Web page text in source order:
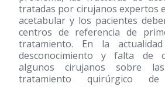
tratadas por cirujanos expertos
acetabular y los pacientes
centros de referencia de
tratamiento. En la
desconocimiento y falta de
algunos cirujanos sobre
tratamiento quirúrgico